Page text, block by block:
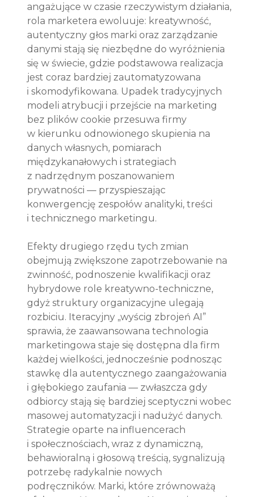
angażujące w czasie rzeczywistym działania,
rola marketera ewoluuje: kreatywność,
autentyczny głos marki oraz zarządzanie
danymi stają się niezbędne do wyróżnienia
się w świecie, gdzie podstawowa realizacja
jest coraz bardziej zautomatyzowana
i skomodyfikowana. Upadek tradycyjnych
modeli atrybucji i przejście na marketing
bez plików cookie przesuwa firmy
w kierunku odnowionego skupienia na
danych własnych, pomiarach
międzykanałowych i strategiach
z nadrzędnym poszanowaniem
prywatności — przyspieszając
konwergencję zespołów analityki, treści
i technicznego marketingu.
Efekty drugiego rzędu tych zmian
obejmują zwiększone zapotrzebowanie na
zwinność, podnoszenie kwalifikacji oraz
hybrydowe role kreatywno-techniczne,
gdyż struktury organizacyjne ulegają
rozbiciu. Iteracyjny „wyścig zbrojeń AI”
sprawia, że zaawansowana technologia
marketingowa staje się dostępna dla firm
każdej wielkości, jednocześnie podnosząc
stawkę dla autentycznego zaangażowania
i głębokiego zaufania — zwłaszcza gdy
odbiorcy stają się bardziej sceptyczni wobec
masowej automatyzacji i nadużyć danych.
Strategie oparte na influencerach
i społecznościach, wraz z dynamiczną,
behawioralną i głosową treścią, sygnalizują
potrzebę radykalnie nowych
podręczników. Marki, które zrównoważą